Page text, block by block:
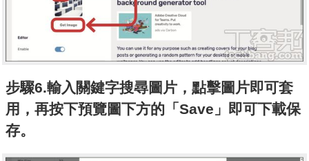
步驟6.輸入關鍵字搜尋圖片，點擊圖片即可套
用，再按下預覽圖下方的「Save」即可下載保
存。